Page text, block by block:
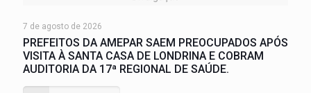
7 de agosto de 2026
PREFEITOS DA AMEPAR SAEM PREOCUPADOS APÓS
VISITA À SANTA CASA DE LONDRINA E COBRAM
AUDITORIA DA 17ª REGIONAL DE SAÚDE.